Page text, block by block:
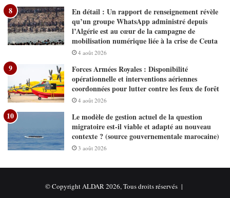
En détail : Un rapport de renseignement révèle
qu’un groupe WhatsApp administré depuis
l’Algérie est au cœur de la campagne de
mobilisation numérique liée à la crise de Ceuta
4 août 2026
Forces Armées Royales : Disponibilité
opérationnelle et interventions aériennes
coordonnées pour lutter contre les feux de forêt
4 août 2026
Le modèle de gestion actuel de la question
migratoire est-il viable et adapté au nouveau
contexte ? (source gouvernementale marocaine)
3 août 2026
© Copyright ALDAR 2026, Tous droits réservés |